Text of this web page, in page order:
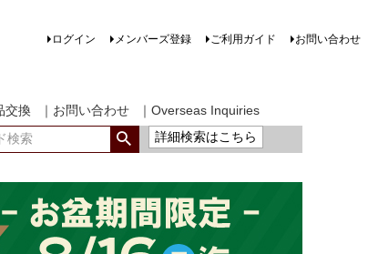
ログイン メンバーズ登録 ご利用ガイド お問い合わせ
交換 ｜お問い合わせ
｜Overseas Inquiries
詳細検索はこちら